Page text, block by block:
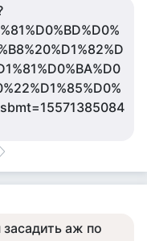
засадить аж по